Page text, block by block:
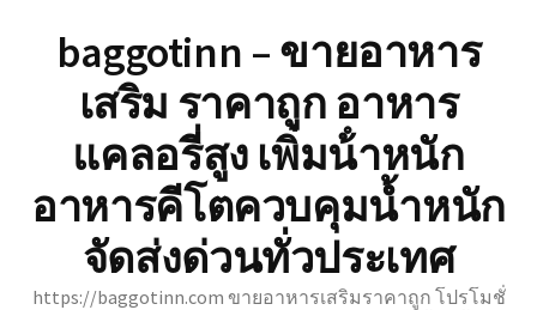
contentbaggotinn – ขายอาหาร
เสริม ราคาถูก อาหาร
แคลอรี่สูง เพิ่มน้ําหนัก
อาหารคีโตควบคุมน้ำหนัก
จัดส่งด่วนทั่วประเทศ
https://baggotinn.com ขายอาหารเสริมราคาถูก โปรโมชั่